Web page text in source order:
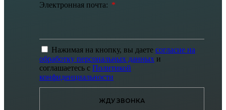
Электронная почта:
Нажимая на кнопку, вы даете согласие на
обработку персональных данных и
соглашаетесь с Политикой
конфиденциальности
ЖДУ ЗВОНКА